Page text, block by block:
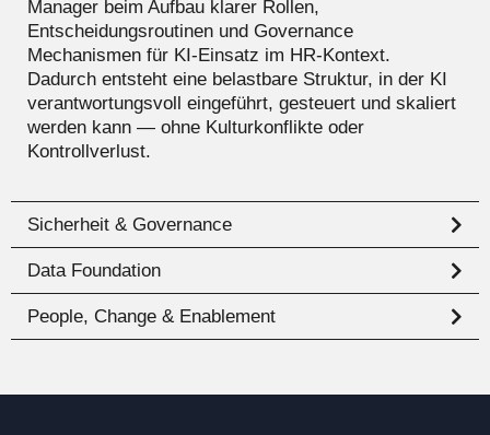
Manager beim Aufbau klarer Rollen,
Entscheidungsroutinen und Governance
Mechanismen für KI-Einsatz im HR-Kontext.
Dadurch entsteht eine belastbare Struktur, in der KI
verantwortungsvoll eingeführt, gesteuert und skaliert
werden kann — ohne Kulturkonflikte oder
Kontrollverlust.
Sicherheit & Governance
Data Foundation
People, Change & Enablement